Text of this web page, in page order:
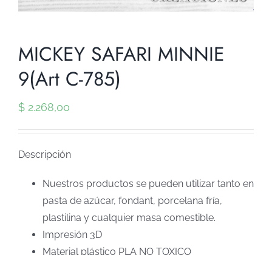
MICKEY SAFARI MINNIE
9(Art C-785)
$ 2.268,00
Descripción
Nuestros productos se pueden utilizar tanto en
pasta de azúcar, fondant, porcelana fría,
plastilina y cualquier masa comestible.
Impresión 3D
Material plástico PLA NO TOXICO